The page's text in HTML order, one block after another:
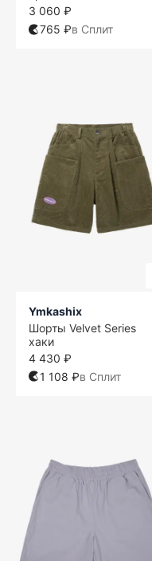
3 060 ₽
765 ₽в Сплит
Ymkashix
Шорты Velvet Series
хаки
4 430 ₽
1 108 ₽в Сплит